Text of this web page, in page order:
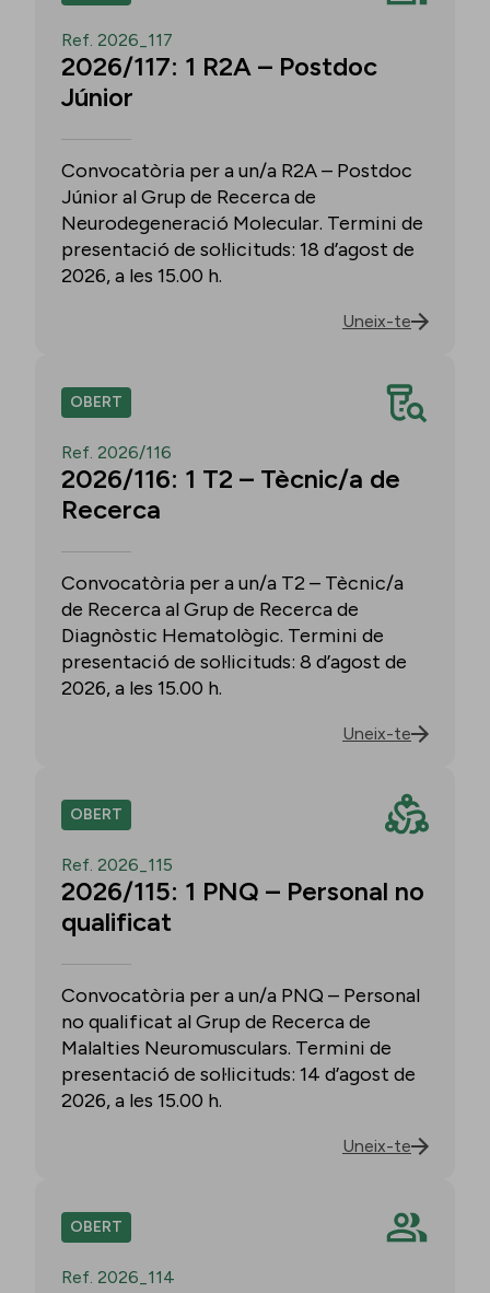
Ref. 2026_117
2026/117: 1 R2A – Postdoc
Júnior
Convocatòria per a un/a R2A – Postdoc
Júnior al Grup de Recerca de
Neurodegeneració Molecular. Termini de
presentació de sol·licituds: 18 d’agost de
2026, a les 15.00 h.
Uneix-te
OBERT
Ref. 2026/116
2026/116: 1 T2 – Tècnic/a de
Recerca
Convocatòria per a un/a T2 – Tècnic/a
de Recerca al Grup de Recerca de
Diagnòstic Hematològic. Termini de
presentació de sol·licituds: 8 d’agost de
2026, a les 15.00 h.
Uneix-te
OBERT
Ref. 2026_115
2026/115: 1 PNQ – Personal no
qualificat
Convocatòria per a un/a PNQ – Personal
no qualificat al Grup de Recerca de
Malalties Neuromusculars. Termini de
presentació de sol·licituds: 14 d’agost de
2026, a les 15.00 h.
Uneix-te
OBERT
Ref. 2026_114